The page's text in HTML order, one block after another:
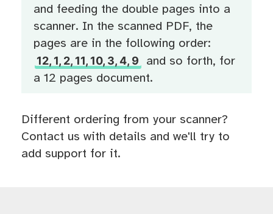
and feeding the double pages into a
scanner. In the scanned PDF, the
pages are in the following order:
12, 1, 2, 11, 10, 3, 4, 9
and so forth, for
a 12 pages document.
Different ordering from your scanner?
Contact us with details and we'll try to
add support for it.